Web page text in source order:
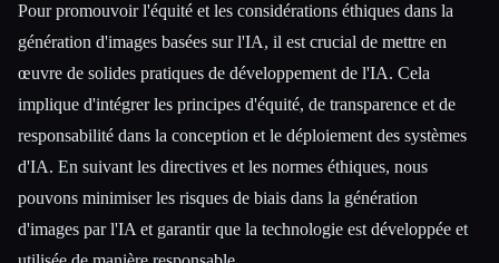
Pour promouvoir l'équité et les considérations éthiques dans la
génération d'images basées sur l'IA, il est crucial de mettre en
œuvre de solides pratiques de développement de l'IA. Cela
implique d'intégrer les principes d'équité, de transparence et de
responsabilité dans la conception et le déploiement des systèmes
d'IA. En suivant les directives et les normes éthiques, nous
pouvons minimiser les risques de biais dans la génération
d'images par l'IA et garantir que la technologie est développée et